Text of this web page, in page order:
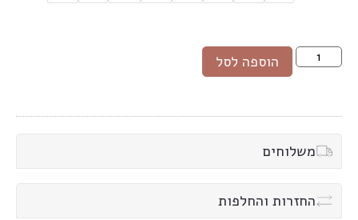
הוספה לסל
משלוחים
החזרות והחלפות